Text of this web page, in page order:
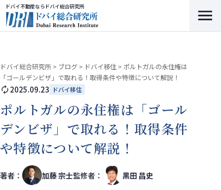
ドバイ不動産ならドバイ総合研究所
ドバイ総合研究所 > ブログ > ドバイ移住 > ポルトガルの永住権は
「ゴールデンビザ」で取れる！取得条件や特徴について解説！
2025.09.23 ドバイ移住
ポルトガルの永住権は「ゴール
デンビザ」で取れる！取得条件
や特徴について解説！
著者： 加藤 宗士監修者： 黒田 昌史